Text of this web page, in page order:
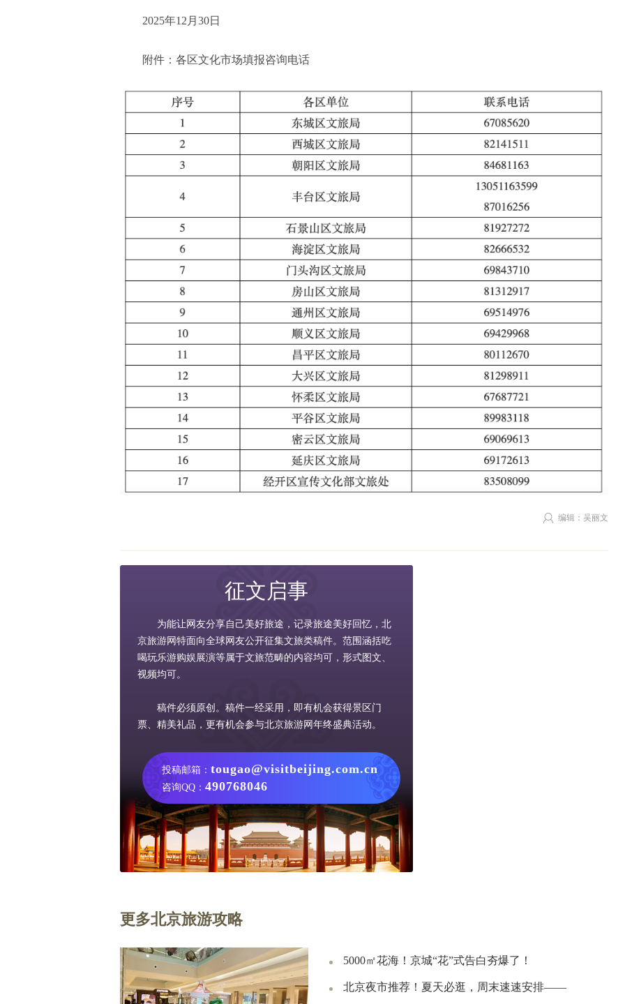
2025年12月30日
附件：各区文化市场填报咨询电话
编辑：吴丽文
征文启事
为能让网友分享自己美好旅途，记录旅途美好回忆，北
京旅游网特面向全球网友公开征集文旅类稿件。范围涵括吃
喝玩乐游购娱展演等属于文旅范畴的内容均可，形式图文、
视频均可。
稿件必须原创。稿件一经采用，即有机会获得景区门
票、精美礼品，更有机会参与北京旅游网年终盛典活动。
投稿邮箱： tougao@visitbeijing.com.cn
咨询QQ： 490768046
更多北京旅游攻略
5000㎡花海！京城“花”式告白夯爆了！
北京夜市推荐！夏天必逛，周末速速安排——